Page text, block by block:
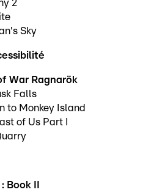
2
Sky
War Ragnarök
Falls
to Monkey Island
of Us Part I
Book II